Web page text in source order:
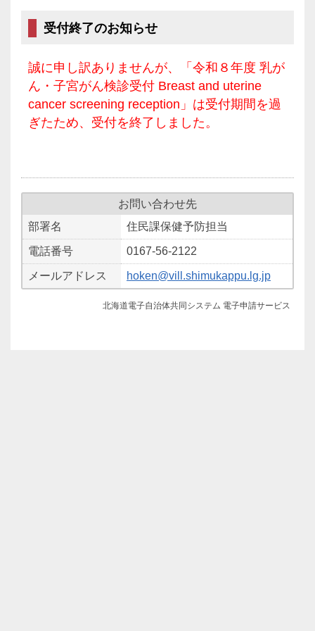
受付終了のお知らせ
誠に申し訳ありませんが、「令和８年度 乳が
ん・子宮がん検診受付 Breast and uterine
cancer screening reception」は受付期間を過
ぎたため、受付を終了しました。
お問い合わせ先
部署名
住民課保健予防担当
電話番号 0167-56-2122
メールアドレス hoken@vill.shimukappu.lg.jp
北海道電子自治体共同システム 電子申請サービス